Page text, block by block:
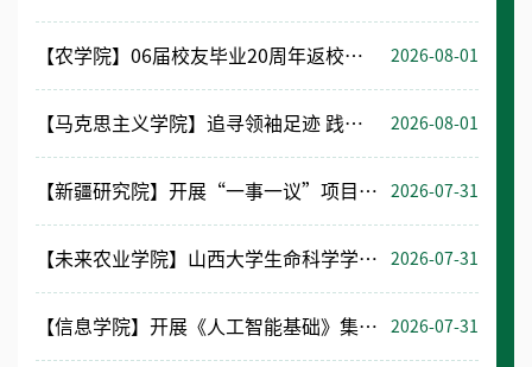
【农学院】06届校友毕业20周年返校座谈会召开 2026-08-01
【马克思主义学院】追寻领袖足迹 践行育人使命 2026-08-01
【新疆研究院】开展“一事一议”项目成果转化专项调研考察 2026-07-31
【未来农业学院】山西大学生命科学学院来院调研交流人才培养工作 2026-07-31
【信息学院】开展《人工智能基础》集体备课会 2026-07-31